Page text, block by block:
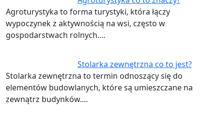
Agroturystyka to forma turystyki, która łączy
wypoczynek z aktywnością na wsi, często w
gospodarstwach rolnych.…
Stolarka zewnętrzna co to jest?
Stolarka zewnętrzna to termin odnoszący się do
elementów budowlanych, które są umieszczane na
zewnątrz budynków.…